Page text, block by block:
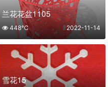
兰花花盆1105
2022-11-14
448℃
雪花15